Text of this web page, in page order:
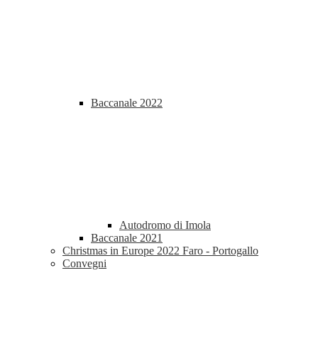
Baccanale 2022
Autodromo di Imola
Baccanale 2021
Christmas in Europe 2022 Faro - Portogallo
Convegni